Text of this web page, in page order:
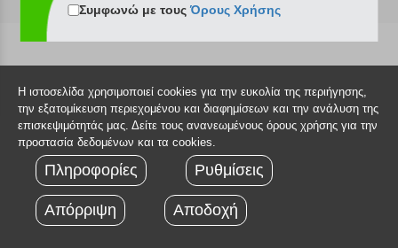
Πολιτική επιστροφών
Τεχνική υποστήριξη
Συμφωνώ με τουςΌρους Χρήσης
Η ιστοσελίδα χρησιμοποιεί cookies για την ευκολία της περιήγησης,
την εξατομίκευση περιεχομένου και διαφημίσεων και την ανάλυση της
επισκεψιμότητάς μας. Δείτε τους ανανεωμένους όρους χρήσης για την
προστασία δεδομένων και τα cookies.
Πληροφορίες Ρυθμίσεις
Απόρριψη Αποδοχή